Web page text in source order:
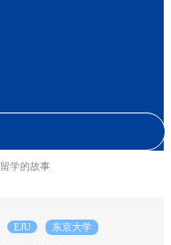
学的故事
EJU 东京大学